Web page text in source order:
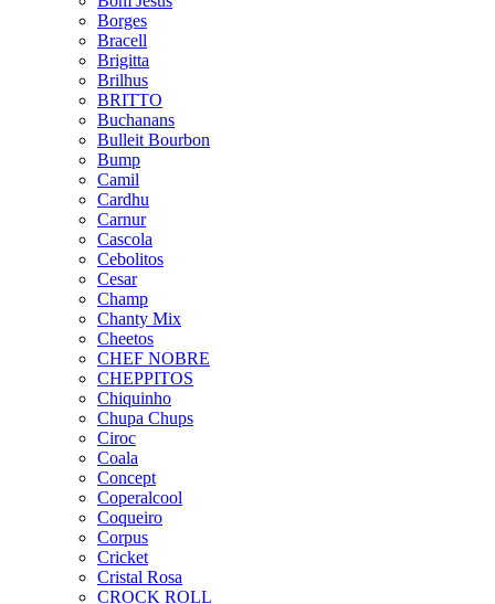
Borges
Bracell
Brigitta
Brilhus
BRITTO
Buchanans
Bulleit Bourbon
Bump
Camil
Cardhu
Carnur
Cascola
Cebolitos
Cesar
Champ
Chanty Mix
Cheetos
CHEF NOBRE
CHEPPITOS
Chiquinho
Chupa Chups
Ciroc
Coala
Concept
Coperalcool
Coqueiro
Corpus
Cricket
Cristal Rosa
CROCK ROLL